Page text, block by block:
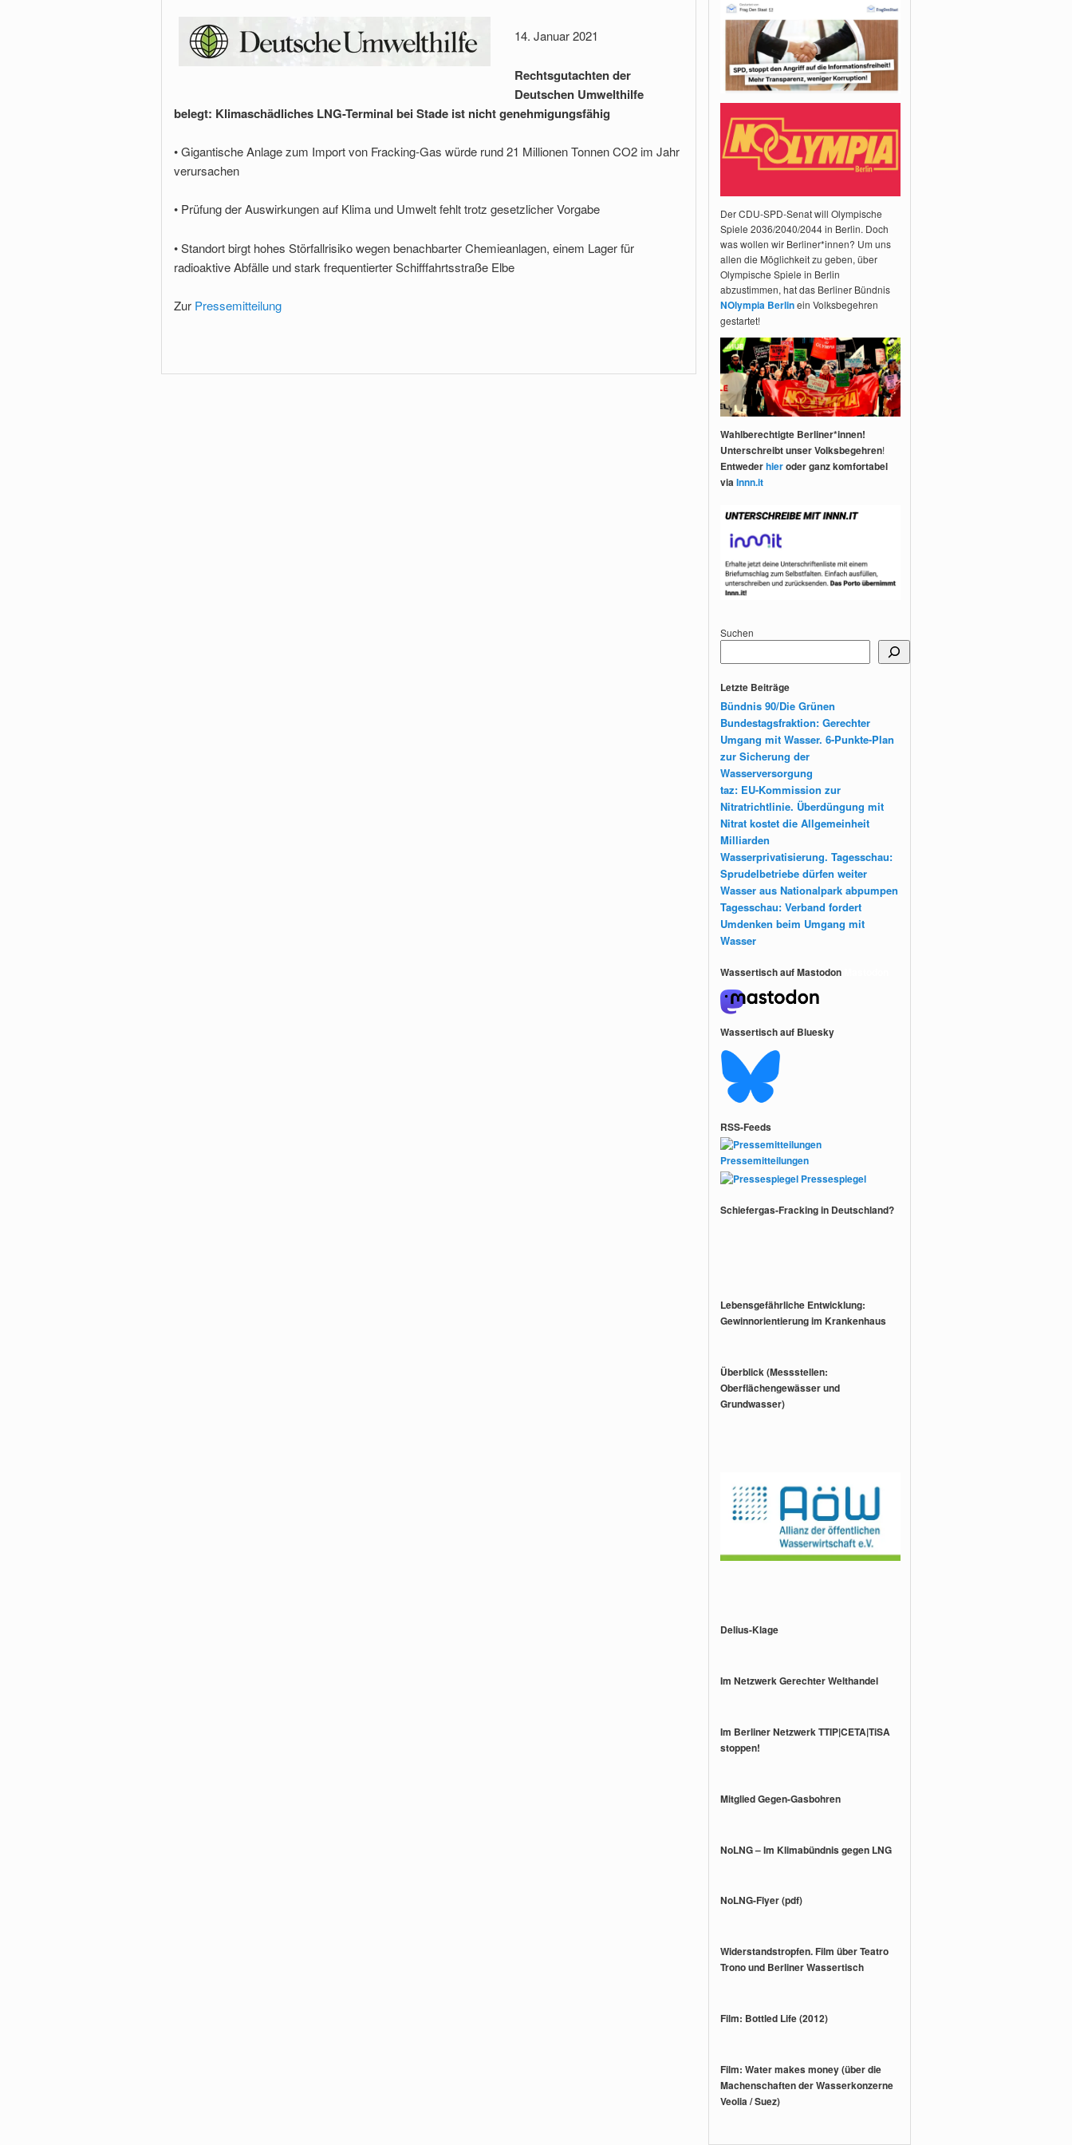
14. Januar 2021
Rechtsgutachten der
Deutschen Umwelthilfe
belegt: Klimaschädliches LNG-Terminal bei Stade ist nicht genehmigungsfähig
• Gigantische Anlage zum Import von Fracking-Gas würde rund 21 Millionen Tonnen CO2 im Jahr
verursachen
• Prüfung der Auswirkungen auf Klima und Umwelt fehlt trotz gesetzlicher Vorgabe
• Standort birgt hohes Störfallrisiko wegen benachbarter Chemieanlagen, einem Lager für
radioaktive Abfälle und stark frequentierter Schifffahrtsstraße Elbe
Zur Pressemitteilung
Der CDU-SPD-Senat will Olympische
Spiele 2036/2040/2044 in Berlin. Doch
was wollen wir Berliner*innen? Um uns
allen die Möglichkeit zu geben, über
Olympische Spiele in Berlin
abzustimmen, hat das Berliner Bündnis
NOlympia Berlinein Volksbegehren
gestartet!
Wahlberechtigte Berliner*innen!
Unterschreibt unser Volksbegehren!
Entwederhieroder ganz komfortabel
viaInnn.it
Suchen
Letzte Beiträge
Bündnis 90/Die Grünen
Bundestagsfraktion: Gerechter
Umgang mit Wasser. 6-Punkte-Plan
zur Sicherung der
Wasserversorgung
taz: EU-Kommission zur
Nitratrichtlinie. Überdüngung mit
Nitrat kostet die Allgemeinheit
Milliarden
Wasserprivatisierung. Tagesschau:
Sprudelbetriebe dürfen weiter
Wasser aus Nationalpark abpumpen
Tagesschau: Verband fordert
Umdenken beim Umgang mit
Wasser
Wassertisch auf Mastodon
Wassertisch auf Bluesky
RSS-Feeds
Pressemitteilungen
Pressespiegel
Schiefergas-Fracking in Deutschland?
Lebensgefährliche Entwicklung:
Gewinnorientierung im Krankenhaus
Überblick (Messstellen:
Oberflächengewässer und
Grundwasser)
Delius-Klage
Im Netzwerk Gerechter Welthandel
Im Berliner Netzwerk TTIP|CETA|TiSA
stoppen!
Mitglied Gegen-Gasbohren
NoLNG – Im Klimabündnis gegen LNG
NoLNG-Flyer (pdf)
Widerstandstropfen. Film über Teatro
Trono und Berliner Wassertisch
Film: Bottled Life (2012)
Film: Water makes money (über die
Machenschaften der Wasserkonzerne
Veolia / Suez)